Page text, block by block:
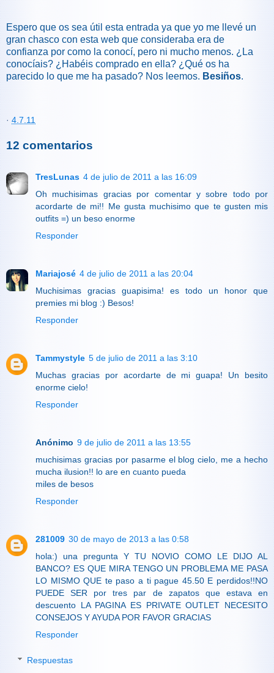
Espero que os sea útil esta entrada ya que yo me llevé un
gran chasco con esta web que consideraba era de
confianza por como la conocí, pero ni mucho menos. ¿La
conocíais? ¿Habéis comprado en ella? ¿Qué os ha
parecido lo que me ha pasado? Nos leemos. Besiños.
· 4.7.11
12 comentarios
TresLunas 4 de julio de 2011 a las 16:09
Oh muchisimas gracias por comentar y sobre todo por
acordarte de mi!! Me gusta muchisimo que te gusten mis
outfits =) un beso enorme
Responder
Mariajosé 4 de julio de 2011 a las 20:04
Muchisimas gracias guapisima! es todo un honor que
premies mi blog :) Besos!
Responder
Tammystyle 5 de julio de 2011 a las 3:10
Muchas gracias por acordarte de mi guapa! Un besito
enorme cielo!
Responder
Anónimo 9 de julio de 2011 a las 13:55
muchisimas gracias por pasarme el blog cielo, me a hecho
mucha ilusion!! lo are en cuanto pueda
miles de besos
Responder
281009 30 de mayo de 2013 a las 0:58
hola:) una pregunta Y TU NOVIO COMO LE DIJO AL
BANCO? ES QUE MIRA TENGO UN PROBLEMA ME PASA
LO MISMO QUE te paso a ti pague 45.50 E perdidos!!NO
PUEDE SER por tres par de zapatos que estava en
descuento LA PAGINA ES PRIVATE OUTLET NECESITO
CONSEJOS Y AYUDA POR FAVOR GRACIAS
Responder
Respuestas